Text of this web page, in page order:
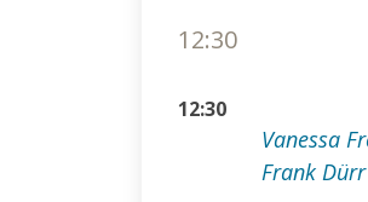
12:30
12:30
Vanessa
Frank